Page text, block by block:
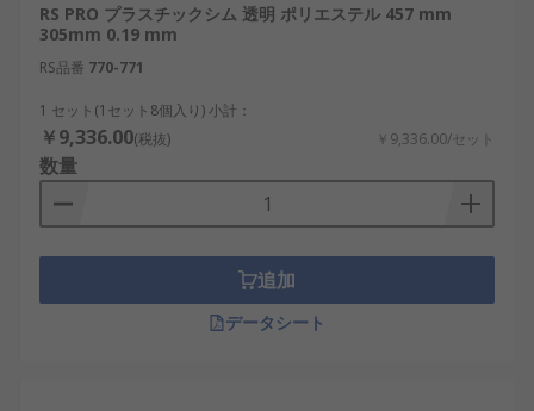
RS PRO プラスチックシム 透明 ポリエステル 457 mm
305mm 0.19 mm
RS品番 770-771
1 セット(1セット8個入り) 小計：
￥9,336.00(税抜) ￥9,336.00/セット
数量
追加
データシート